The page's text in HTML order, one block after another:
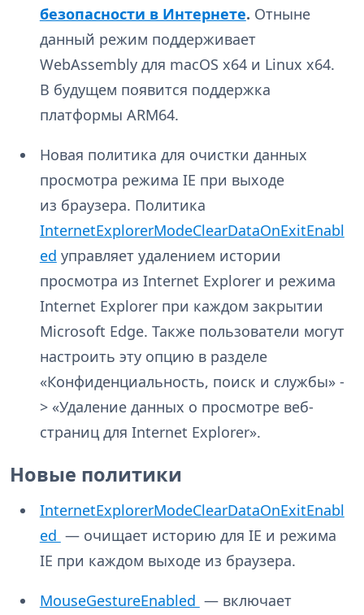
безопасности в Интернете. Отныне
данный режим поддерживает
WebAssembly для macOS x64 и Linux x64.
В будущем появится поддержка
платформы ARM64.
Новая политика для очистки данных
просмотра режима IE при выходе
из браузера. Политика
InternetExplorerModeClearDataOnExitEnabl
ed управляет удалением истории
просмотра из Internet Explorer и режима
Internet Explorer при каждом закрытии
Microsoft Edge. Также пользователи могут
настроить эту опцию в разделе
«Конфиденциальность, поиск и службы» -
> «Удаление данных о просмотре веб-
страниц для Internet Explorer».
Новые политики
InternetExplorerModeClearDataOnExitEnabl
ed — очищает историю для IE и режима
IE при каждом выходе из браузера.
MouseGestureEnabled — включает